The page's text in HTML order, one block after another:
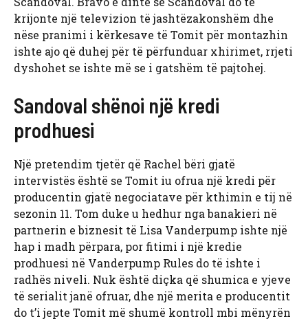
krijonte një televizion të jashtëzakonshëm dhe
nëse pranimi i kërkesave të Tomit për montazhin
ishte ajo që duhej për të përfunduar xhirimet, rrjeti
dyshohet se ishte më se i gatshëm të pajtohej.
Sandoval shënoi një kredi
prodhuesi
Një pretendim tjetër që Rachel bëri gjatë
intervistës është se Tomit iu ofrua një kredi për
producentin gjatë negociatave për kthimin e tij në
sezonin 11. Tom duke u hedhur nga banakieri në
partnerin e biznesit të Lisa Vanderpump ishte një
hap i madh përpara, por fitimi i një kredie
prodhuesi në Vanderpump Rules do të ishte i
radhës niveli. Nuk është diçka që shumica e yjeve
të serialit janë ofruar, dhe një merita e producentit
do t’i jepte Tomit më shumë kontroll mbi mënyrën